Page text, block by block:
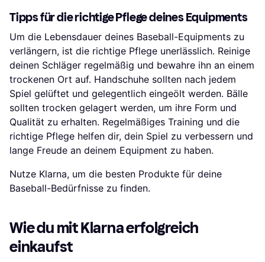
Tipps für die richtige Pflege deines Equipments
Um die Lebensdauer deines Baseball-Equipments zu
verlängern, ist die richtige Pflege unerlässlich. Reinige
deinen Schläger regelmäßig und bewahre ihn an einem
trockenen Ort auf. Handschuhe sollten nach jedem
Spiel gelüftet und gelegentlich eingeölt werden. Bälle
sollten trocken gelagert werden, um ihre Form und
Qualität zu erhalten. Regelmäßiges Training und die
richtige Pflege helfen dir, dein Spiel zu verbessern und
lange Freude an deinem Equipment zu haben.
Nutze Klarna, um die besten Produkte für deine
Baseball-Bedürfnisse zu finden.
Wie du mit Klarna erfolgreich
einkaufst